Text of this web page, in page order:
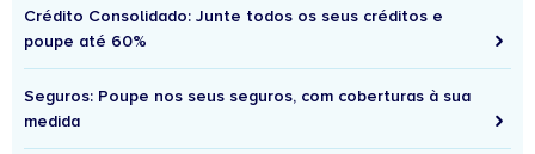
Crédito Consolidado: Junte todos os seus créditos e
poupe até 60%
Seguros: Poupe nos seus seguros, com coberturas à sua
medida